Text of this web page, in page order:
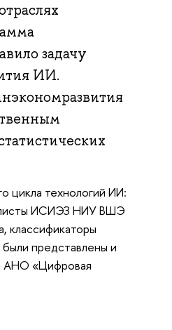
задачу
ИИ.
цикла технологий ИИ:
ИСИЭЗ НИУ ВШЭ
классификаторы
были представлены и
АНО «Цифровая